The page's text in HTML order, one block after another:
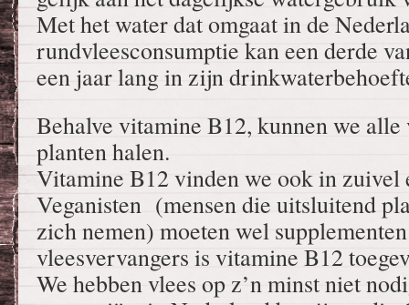
Met het water dat omgaat in de
rundvleesconsumptie kan een derde
een jaar lang in zijn
Behalve vitamine B12, kunnen we
planten halen.
Vitamine B12 vinden we ook in zuivel
Veganisten (mensen die uitsluitend
zich nemen) moeten wel
vleesvervangers is vitamine B12
We hebben vlees op z’n minst niet